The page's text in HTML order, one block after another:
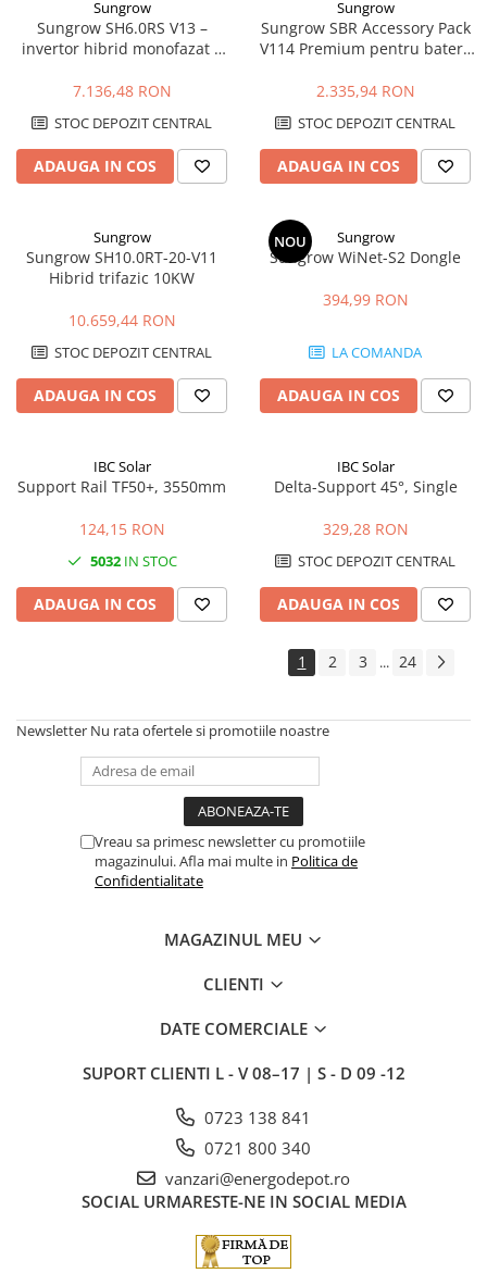
Sungrow
Sungrow SH6.0RS V13 –
invertor hibrid monofazat 6
7.136,48 RON
STOC DEPOZIT CENTRAL
ADAUGA IN COS
Sungrow
Sungrow SBR Accessory Pack
V114 Premium pentru baterii
2.335,94 RON
STOC DEPOZIT CENTRAL
ADAUGA IN COS
Sungrow
Sungrow SH10.0RT-20-V11
Hibrid trifazic 10KW
10.659,44 RON
STOC DEPOZIT CENTRAL
ADAUGA IN COS
NOU Sungrow
Sungrow WiNet-S2 Dongle
394,99 RON
LA COMANDA
ADAUGA IN COS
IBC Solar
Support Rail TF50+, 3550mm
124,15 RON
5032IN STOC
ADAUGA IN COS
IBC Solar
Delta-Support 45°, Single
329,28 RON
STOC DEPOZIT CENTRAL
ADAUGA IN COS
1 2 3 ... 24
Newsletter Nu rata ofertele si promotiile noastre
Vreau sa primesc newsletter cu promotiile
magazinului. Afla mai multe in Politica de
Confidentialitate
MAGAZINUL MEU
CLIENTI
DATE COMERCIALE
SUPORT CLIENTI L - V 08–17 | S - D 09 -12
0723 138 841
0721 800 340
vanzari@energodepot.ro
SOCIAL URMARESTE-NE IN SOCIAL MEDIA